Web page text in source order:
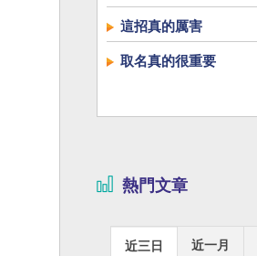
這招真的厲害
取名真的很重要
熱門文章
近三日 近一月